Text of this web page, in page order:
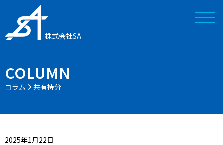
株式会社SA
COLUMN
コラム 共有持分
2025年1月22日